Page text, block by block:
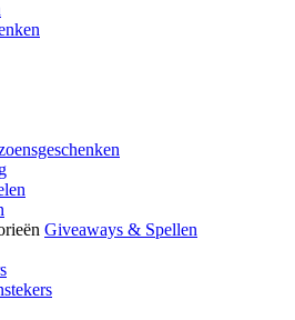
Giveaways & Spellen